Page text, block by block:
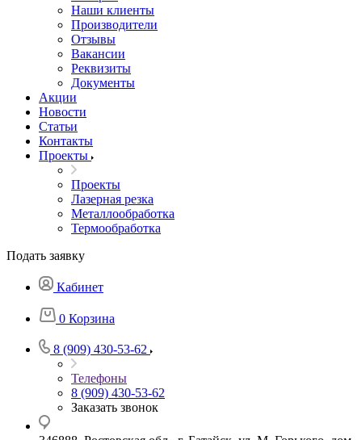
Наши клиенты
Производители
Отзывы
Вакансии
Реквизиты
Документы
Акции
Новости
Статьи
Контакты
Проекты
Проекты
Лазерная резка
Металлообработка
Термообработка
Подать заявку
Кабинет
0 Корзина
8 (909) 430-53-62
Телефоны
8 (909) 430-53-62
Заказать звонок